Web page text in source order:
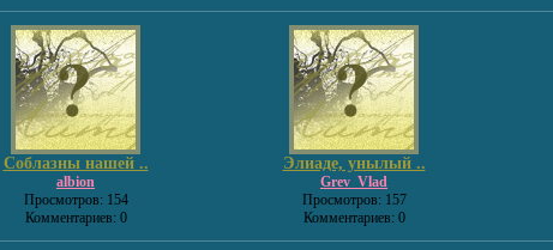
Соблазны нашей ..
albion
Просмотров: 154
Комментариев: 0
Элиаде, унылый ..
Grev_Vlad
Просмотров: 157
Комментариев: 0